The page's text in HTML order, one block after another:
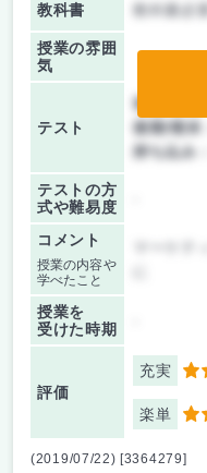
教科書 教科書必要
授業の雰囲
気
テスト
前期/中間
後期/期末
持ち込み：
テストの方
式や難易度
コメント
授業の内容や
学べたこと
マーケテ
授業を
受けた時期
評価
充実 5
楽単 5
(2019/07/22) [3364279]